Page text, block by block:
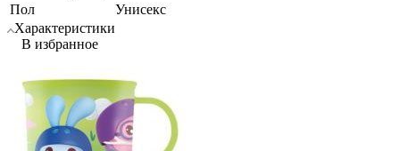
Пол
Унисекс
Характеристики
В избранное